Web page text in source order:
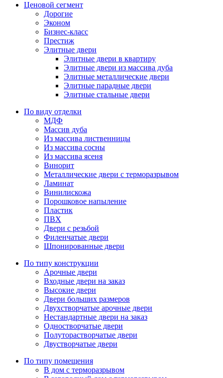
Ценовой сегмент
Дорогие
Эконом
Бизнес-класс
Престиж
Элитные двери
Элитные двери в квартиру
Элитные двери из массива дуба
Элитные металлические двери
Элитные парадные двери
Элитные стальные двери
По виду отделки
МДФ
Массив дуба
Из массива лиственницы
Из массива сосны
Из массива ясеня
Винорит
Металлические двери с терморазрывом
Ламинат
Винилискожа
Порошковое напыление
Пластик
ПВХ
Двери с резьбой
Филенчатые двери
Шпонированные двери
По типу конструкции
Арочные двери
Входные двери на заказ
Высокие двери
Двери больших размеров
Двухстворчатые арочные двери
Нестандартные двери на заказ
Одностворчатые двери
Полуторастворчатые двери
Двустворчатые двери
По типу помещения
В дом с терморазрывом